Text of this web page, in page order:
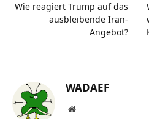
Wie reagiert Trump auf das
ausbleibende Iran-
Angebot?
WADAEF
Website